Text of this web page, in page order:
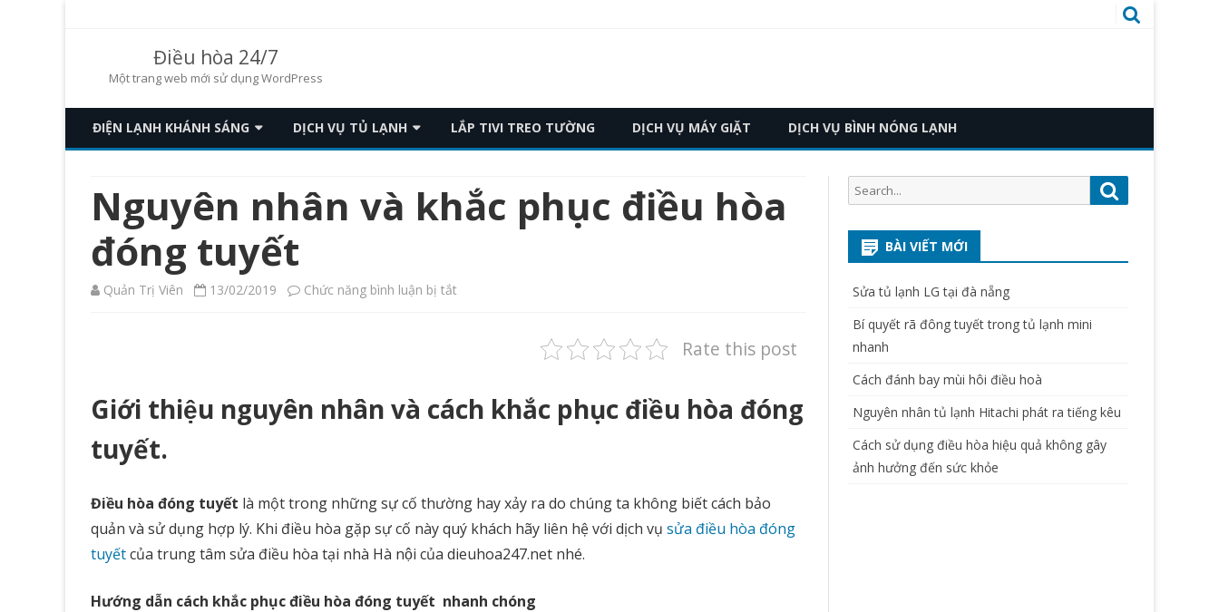
Điều hòa 24/7
Một trang web mới sử dụng WordPress
content
ĐIỆN LẠNH KHÁNH SÁNG DỊCH VỤ TỦ LẠNH LẮP TIVI TREO TƯỜNG DỊCH VỤ MÁY GIẶT DỊCH VỤ BÌNH NÓNG LẠNH
Nguyên nhân và khắc phục điều hòa
đóng tuyết
Quản Trị Viên 13/02/2019 Chức năng bình luận bị tắt
khắc
hòa
đóng
Rate this post
Giới thiệu nguyên nhân và cách khắc phục điều hòa đóng
tuyết.
Điều hòa đóng tuyết là một trong những sự cố thường hay xảy ra do chúng ta không biết cách bảo
quản và sử dụng hợp lý. Khi điều hòa gặp sự cố này quý khách hãy liên hệ với dịch vụ sửa điều hòa đóng
tuyếtcủa trung tâm sửa điều hòa tại nhà Hà nội của dieuhoa247.net nhé.
Hướng dẫn cách khắc phục điều hòa đóng tuyết nhanh chóng
Search
for:
BÀI VIẾT MỚI
Sửa tủ lạnh LG tại đà nẵng
Bí quyết rã đông tuyết trong tủ lạnh mini
nhanh
Cách đánh bay mùi hôi điều hoà
Nguyên nhân tủ lạnh Hitachi phát ra tiếng kêu
Cách sử dụng điều hòa hiệu quả không gây
ảnh hưởng đến sức khỏe